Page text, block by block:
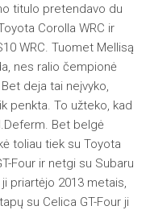
titulo pretendavo du
Corolla WRC ir
WRC. Tuomet Mellisą
nes ralio čempionė
deja tai neįvyko,
penkta. To užteko, kad
Bet belgė
toliau tiek su Toyota
Four ir netgi su Subaru
priartėjo 2013 metais,
su Celica GT-Four ji